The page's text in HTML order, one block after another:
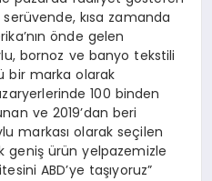
serüvende, kısa zamanda
önde gelen
bornoz ve banyo tekstili
bir marka olarak
100 binden
ve 2019’dan beri
markası olarak seçilen
geniş ürün yelpazemizle
ABD’ye taşıyoruz”